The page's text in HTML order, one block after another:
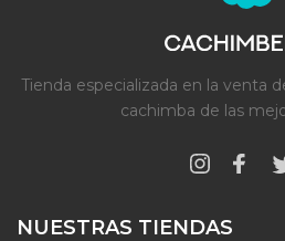
Tienda especializada en la venta
cachimba de las
NUESTRAS TIENDAS